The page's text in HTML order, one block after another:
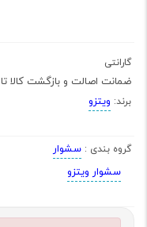
گارانتی
ضمانت اصالت و بازگشت کالا تا 7 روز
برند: ویتزو
گروه بندی : سشوار
سشوار ویتزو